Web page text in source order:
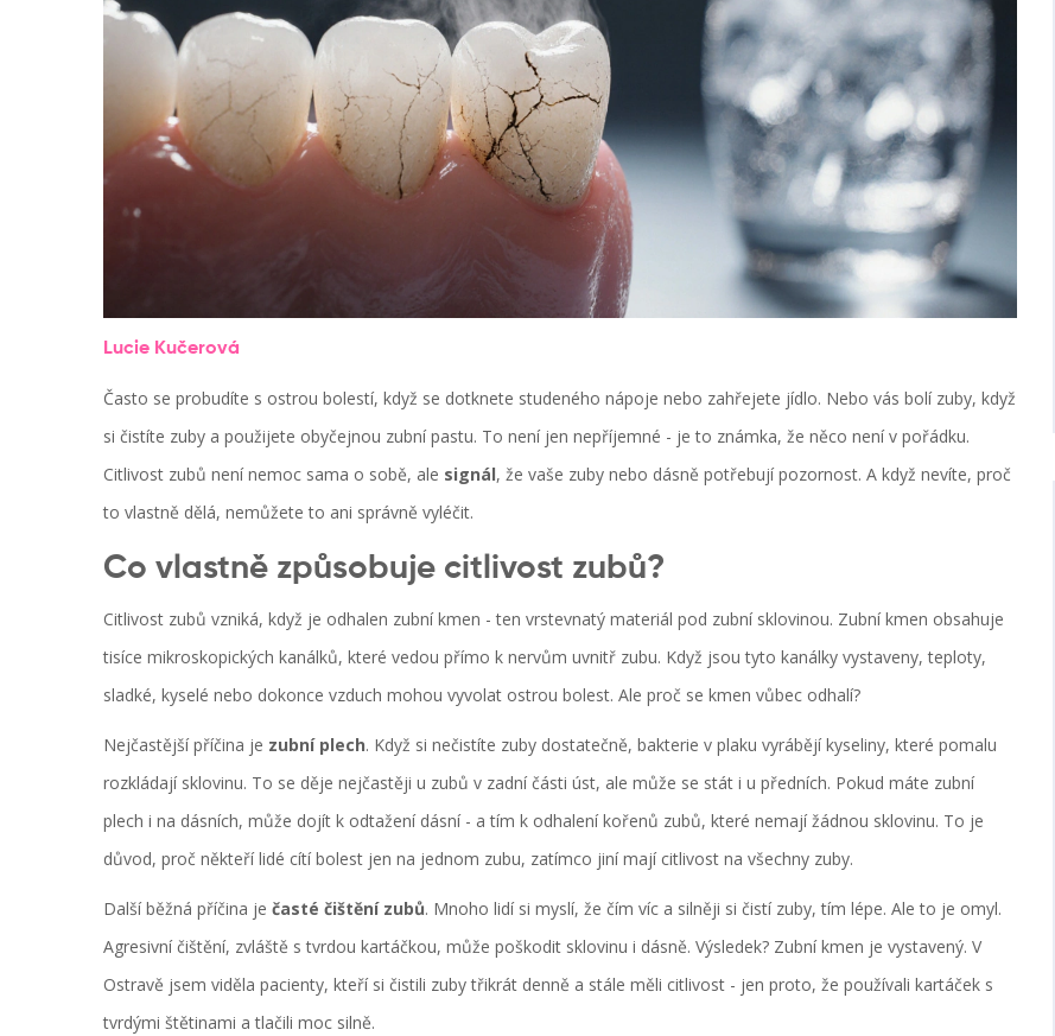
Lucie Kučerová
Často se probudíte s ostrou bolestí, když se dotknete studeného nápoje nebo zahřejete jídlo. Nebo vás bolí zuby, když
si čistíte zuby a použijete obyčejnou zubní pastu. To není jen nepříjemné - je to známka, že něco není v pořádku.
Citlivost zubů není nemoc sama o sobě, ale signál, že vaše zuby nebo dásně potřebují pozornost. A když nevíte, proč
to vlastně dělá, nemůžete to ani správně vyléčit.
Co vlastně způsobuje citlivost zubů?
Citlivost zubů vzniká, když je odhalen zubní kmen - ten vrstevnatý materiál pod zubní sklovinou. Zubní kmen obsahuje
tisíce mikroskopických kanálků, které vedou přímo k nervům uvnitř zubu. Když jsou tyto kanálky vystaveny, teploty,
sladké, kyselé nebo dokonce vzduch mohou vyvolat ostrou bolest. Ale proč se kmen vůbec odhalí?
Nejčastější příčina je zubní plech. Když si nečistíte zuby dostatečně, bakterie v plaku vyrábějí kyseliny, které pomalu
rozkládají sklovinu. To se děje nejčastěji u zubů v zadní části úst, ale může se stát i u předních. Pokud máte zubní
plech i na dásních, může dojít k odtažení dásní - a tím k odhalení kořenů zubů, které nemají žádnou sklovinu. To je
důvod, proč někteří lidé cítí bolest jen na jednom zubu, zatímco jiní mají citlivost na všechny zuby.
Další běžná příčina je časté čištění zubů. Mnoho lidí si myslí, že čím víc a silněji si čistí zuby, tím lépe. Ale to je omyl.
Agresivní čištění, zvláště s tvrdou kartáčkou, může poškodit sklovinu i dásně. Výsledek? Zubní kmen je vystavený. V
Ostravě jsem viděla pacienty, kteří si čistili zuby třikrát denně a stále měli citlivost - jen proto, že používali kartáček s
tvrdými štětinami a tlačili moc silně.